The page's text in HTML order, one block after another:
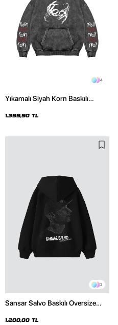
4
Yıkamalı Siyah Korn Baskılı
1.399,90 TL
2
Sansar Salvo Baskılı Oversize
1.200,00 TL